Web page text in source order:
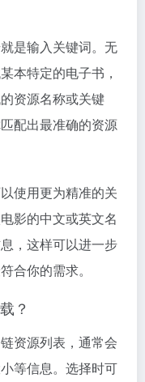
是输入关键词。无
本特定的电子书，
资源名称或关键
配出最准确的资源
使用更为精准的关
影的中文或英文名
，这样可以进一步
合你的需求。
？
资源列表，通常会
等信息。选择时可